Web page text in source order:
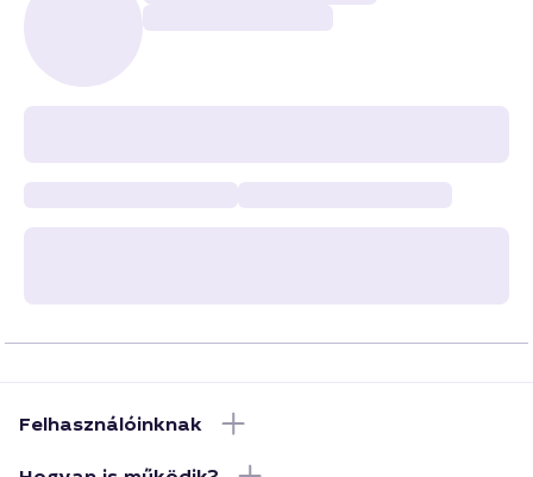
Felhasználóinknak